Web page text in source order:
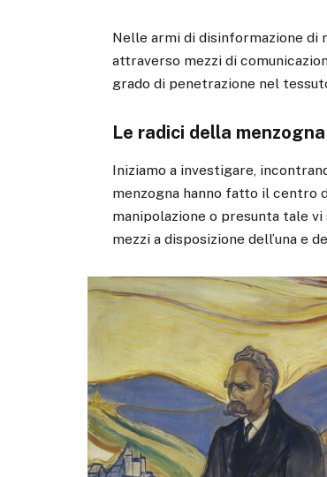
Nelle armi di disinformazione di
attraverso mezzi di
grado di penetrazione nel
Le radici della menzogna
Iniziamo a investigare,
menzogna hanno fatto il centro
manipolazione o presunta tale
mezzi a disposizione dell’una e